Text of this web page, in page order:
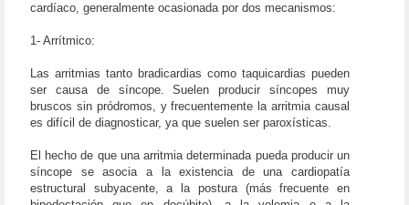
cardíaco, generalmente ocasionada por dos mecanismos:
1- Arrítmico:
Las arritmias tanto bradicardias como taquicardias pueden
ser causa de síncope. Suelen producir síncopes muy
bruscos sin pródromos, y frecuentemente la arritmia causal
es difícil de diagnosticar, ya que suelen ser paroxísticas.
El hecho de que una arritmia determinada pueda producir un
síncope se asocia a la existencia de una cardiopatía
estructural subyacente, a la postura (más frecuente en